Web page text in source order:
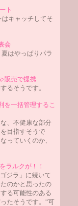
ト
キャッチしてそ
会
はやっぱりパラ
販売で提携
るそうです。
を一括管理するこ
、不健康な部分
目指すそうで
っていくのか、
ラルクが！！
ジラ」に続いて
のかと思ったの
る可能性のある
たそうです。”可